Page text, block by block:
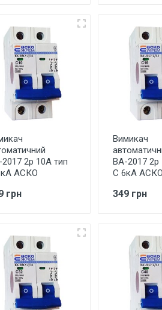
2р 10А тип
АСКО
грн
Вимикач
ВА-2017 2р
С 6кА АСКО
349 грн